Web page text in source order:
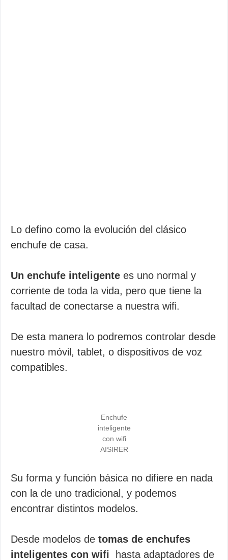
Lo defino como la evolución del clásico
enchufe de casa.
Un enchufe inteligente es uno normal y
corriente de toda la vida, pero que tiene la
facultad de conectarse a nuestra wifi.
De esta manera lo podremos controlar desde
nuestro móvil, tablet, o dispositivos de voz
compatibles.
Enchufe
inteligente
con wifi
AISIRER
Su forma y función básica no difiere en nada
con la de uno tradicional, y podemos
encontrar distintos modelos.
Desde modelos de tomas de enchufes
inteligentes con wifi hasta adaptadores de